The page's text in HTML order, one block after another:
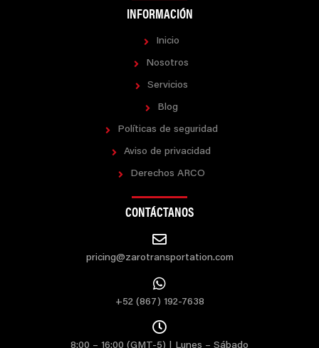
INFORMACIÓN
Inicio
Nosotros
Servicios
Blog
Políticas de seguridad
Aviso de privacidad
Derechos ARCO
CONTÁCTANOS
pricing@zarotransportation.com
+52 (867) 192-7638
8:00 – 16:00 (GMT-5) | Lunes – Sábado